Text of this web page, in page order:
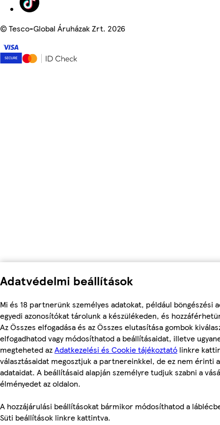
Adatvédelmi beállítások
Mi és 18 partnerünk személyes adatokat, például böngészési
egyedi azonosítókat tárolunk a készülékeden, és
Az Összes elfogadása és az Összes elutasítása gombok
elfogadhatod vagy módosíthatod a beállításaidat, illetve
megteheted azAdatkezelési és Cookie tájékoztató linkre
választásaidat megosztjuk a partnereinkkel, de ez nem érinti
adataidat. A beállításaid alapján személyre tudjuk szabni a
élményedet az oldalon.
A hozzájárulási beállításokat bármikor módosíthatod a
Süti beállítások linkre kattintva.
©Tesco-Global Áruházak Zrt. 2026